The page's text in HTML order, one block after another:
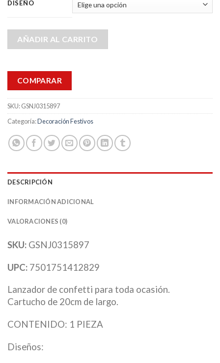
DISEÑO
AÑADIR AL CARRITO
COMPARAR
SKU:GSNJ0315897
Categoría:Decoración Festivos
DESCRIPCIÓN
INFORMACIÓN ADICIONAL
VALORACIONES (0)
SKU: GSNJ0315897
UPC: 7501751412829
Lanzador de confetti para toda ocasión.
Cartucho de 20cm de largo.
CONTENIDO: 1 PIEZA
Diseños: